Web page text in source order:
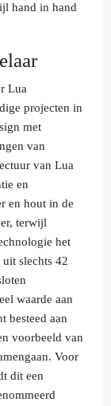
hand in hand
Lua
projecten in
met
van
van Lua
en
en hout in de
terwijl
het
slechts 42
waarde aan
besteed aan
voorbeeld van
Voor
dit een